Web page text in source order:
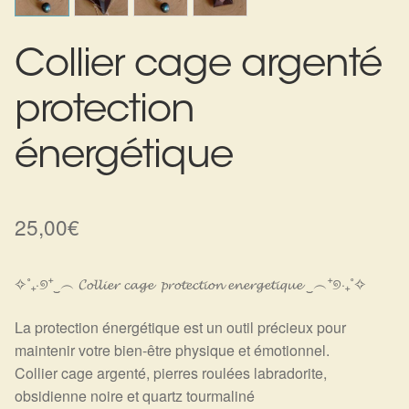
Harmonisation des lieux
Soin beauté
Sels de bain
Encens
Cadeaux de naissance
Ésotérisme : les pratiques spirituelles du monde invisible
Collier cage argenté
protection
énergétique
25,00€
✧˚₊‧୭⁺‿︵ 𝓒𝓸𝓵𝓵𝓲𝓮𝓻 𝓬𝓪𝓰𝓮 𝓹𝓻𝓸𝓽𝓮𝓬𝓽𝓲𝓸𝓷 𝓮𝓷𝓮𝓻𝓰𝓮𝓽𝓲𝓺𝓾𝓮 ‿︵⁺୭‧₊˚✧
La protection énergétique est un outil précieux pour
maintenir votre bien-être physique et émotionnel.
Collier cage argenté, pierres roulées labradorite,
obsidienne noire et quartz tourmaliné